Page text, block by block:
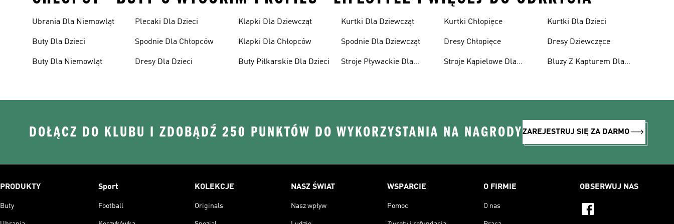
Ubrania Dla Niemowląt
Buty Dla Dzieci
Buty Dla Niemowląt
Plecaki Dla Dzieci
Spodnie Dla Chłopców
Dresy Dla Dzieci
Klapki Dla Dziewcząt
Klapki Dla Chłopców
Buty Piłkarskie Dla Dzieci
Kurtki Dla Dziewcząt
Spodnie Dla Dziewcząt
Stroje Pływackie Dla
Kurtki Chłopięce
Dresy Chłopięce
Stroje Kąpielowe Dla
Kurtki Dla Dzieci
Dresy Dziewczęce
Bluzy Z Kapturem Dla
DOŁĄCZ DO KLUBU I ZDOBĄDŹ 250 PUNKTÓW DO WYKORZYSTANIA NA NAGRODYZAREJESTRUJ SIĘ ZA DARMO
PRODUKTY
Buty
Sport
Football
KOLEKCJE
Originals
NASZ ŚWIAT
Nasz wpływ
WSPARCIE
Pomoc
O FIRMIE
O nas
OBSERWUJ NAS